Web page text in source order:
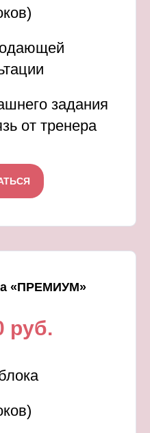
задания
от тренера
«ПРЕМИУМ»
руб.